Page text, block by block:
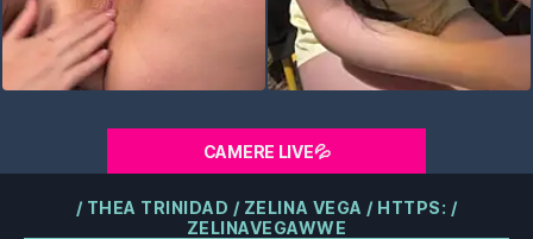
CAMERE LIVE💦
Categorii
/ THEA TRINIDAD / ZELINA VEGA / HTTPS: /
ZELINAVEGAWWE